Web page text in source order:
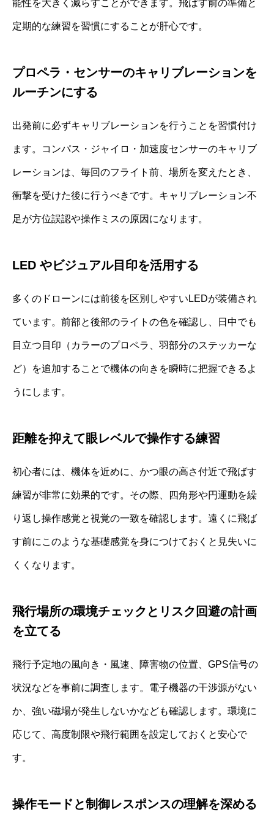
能性を大きく減らすことができます。飛ばす前の準備と
定期的な練習を習慣にすることが肝心です。
プロペラ・センサーのキャリブレーションを
ルーチンにする
出発前に必ずキャリブレーションを行うことを習慣付け
ます。コンパス・ジャイロ・加速度センサーのキャリブ
レーションは、毎回のフライト前、場所を変えたとき、
衝撃を受けた後に行うべきです。キャリブレーション不
足が方位誤認や操作ミスの原因になります。
LED やビジュアル目印を活用する
多くのドローンには前後を区別しやすいLEDが装備され
ています。前部と後部のライトの色を確認し、日中でも
目立つ目印（カラーのプロペラ、羽部分のステッカーな
ど）を追加することで機体の向きを瞬時に把握できるよ
うにします。
距離を抑えて眼レベルで操作する練習
初心者には、機体を近めに、かつ眼の高さ付近で飛ばす
練習が非常に効果的です。その際、四角形や円運動を繰
り返し操作感覚と視覚の一致を確認します。遠くに飛ば
す前にこのような基礎感覚を身につけておくと見失いに
くくなります。
飛行場所の環境チェックとリスク回避の計画
を立てる
飛行予定地の風向き・風速、障害物の位置、GPS信号の
状況などを事前に調査します。電子機器の干渉源がない
か、強い磁場が発生しないかなども確認します。環境に
応じて、高度制限や飛行範囲を設定しておくと安心で
す。
操作モードと制御レスポンスの理解を深める